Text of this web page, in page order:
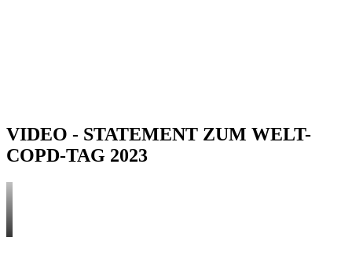
VIDEO - STATEMENT ZUM WELT-
COPD-TAG 2023